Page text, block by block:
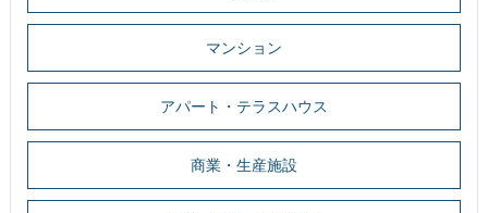
マンション
アパート・テラスハウス
商業・生産施設